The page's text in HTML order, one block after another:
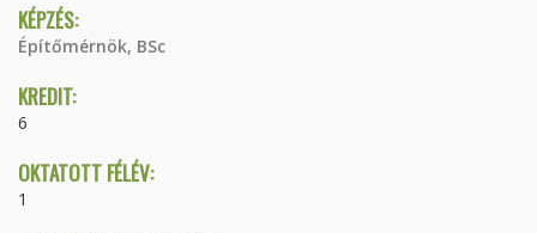
KÉPZÉS:
Építőmérnök, BSc
KREDIT:
6
OKTATOTT FÉLÉV:
1